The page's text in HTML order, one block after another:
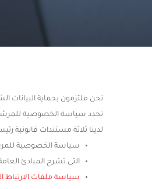
نحن ملتزمون بحماية
تحدد سياسة الخصوصية
لدينا ثلاثة مستندات قانونية
سياسة الخصوصية
التي تشرح المبادئ
سياسة ملفات الارتباط